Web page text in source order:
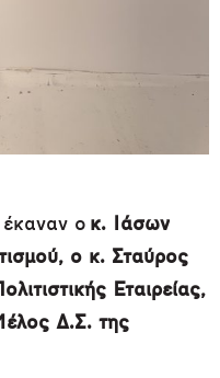
ο κ. Ιάσων
o κ. Σταύρος
Εταιρείας,
Δ.Σ. της